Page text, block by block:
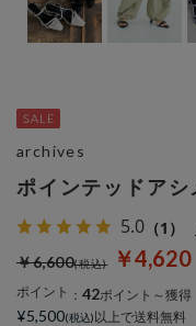
ポインテッドア
5.0 （1）
￥4,620
￥6,600
ポイント ： 42ポイント～獲得
archives
¥5,500 以上で送料無料